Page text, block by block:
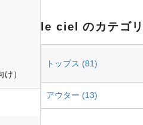
）
le ciel のカテゴリ
トップス (81)
アウター (13)